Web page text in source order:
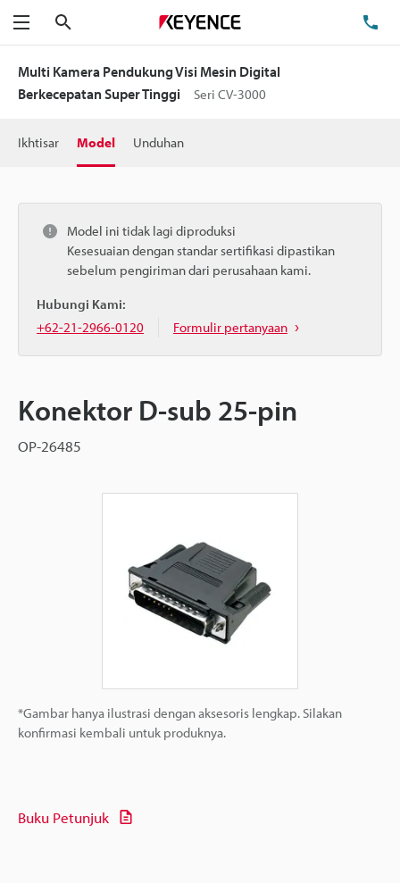
Menu
Multi Kamera Pendukung Visi Mesin Digital
Berkecepatan Super Tinggi
Seri CV-3000
Ikhtisar Model Unduhan
Model ini tidak lagi diproduksi
Kesesuaian dengan standar sertifikasi dipastikan
sebelum pengiriman dari perusahaan kami.
Hubungi Kami:
+62-21-2966-0120
Formulir pertanyaan
Konektor D-sub 25-pin
OP-26485
*Gambar hanya ilustrasi dengan aksesoris lengkap. Silakan
konfirmasi kembali untuk produknya.
Buku Petunjuk